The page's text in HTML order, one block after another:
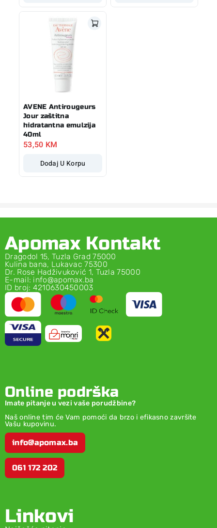
AVENE Antirougeurs
Jour zaštitna
hidratantna emulzija
40ml
53,50 KM
Dodaj U Korpu
Apomax Kontakt
Dragodol 15, Tuzla Grad 75000
Kulina bana, Lukavac 75300
Dr. Rose Hadživuković 1, Tuzla 75000
E-mail: info@apomax.ba
ID broj: 4210630450003
Online podrška
Imate pitanje u vezi vaše porudžbine?
Naš online tim će Vam pomoći da brzo i efikasno završite
Vašu kupovinu.
info@apomax.ba
061 172 202
Linkovi